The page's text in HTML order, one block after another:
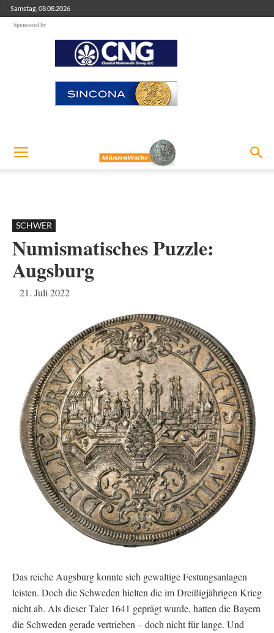
Samstag, 08.08.2026
Sponsored by
SCHWER
Numismatisches Puzzle:
Augsburg
21. Juli 2022
Das reiche Augsburg konnte sich gewaltige Festungsanlagen
leisten. Doch die Schweden hielten die im Dreißigjährigen Krieg
nicht ab. Als dieser Taler 1641 geprägt wurde, hatten die Bayern
die Schweden gerade vertrieben – doch nicht für lange. Und